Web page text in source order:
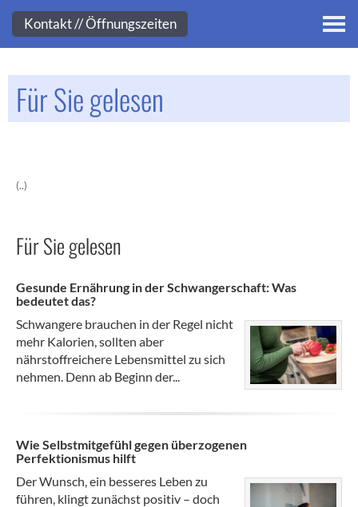
Kontakt
Für Sie gelesen
(..)
Für Sie gelesen
Gesunde Ernährung in der Schwangerschaft: Was
bedeutet das?
Schwangere brauchen in der Regel nicht
mehr Kalorien, sollten aber
nährstoffreichere Lebensmittel zu sich
nehmen. Denn ab Beginn der...
Wie Selbstmitgefühl gegen überzogenen
Perfektionismus hilft
Der Wunsch, ein besseres Leben zu
führen, klingt zunächst positiv – doch
Kontakt // Öffnungszeiten